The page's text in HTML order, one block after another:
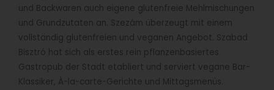
und Backwaren auch eigene glutenfreie Mehlmischungen
und Grundzutaten an. Szezám überzeugt mit einem
vollständig glutenfreien und veganen Angebot. Szabad
Bisztró hat sich als erstes rein pflanzenbasiertes
Gastropub der Stadt etabliert und serviert vegane Bar-
Klassiker, À-la-carte-Gerichte und Mittagsmenüs.